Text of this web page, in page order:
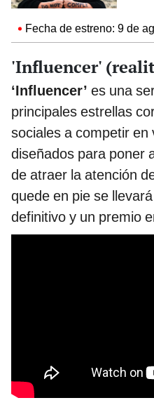
Fecha de estreno: 9 de
'Influencer'
‘Influencer’ es una
principales estrellas
sociales a competir
diseñados para poner
de atraer la atención
quede en pie se
definitivo y un premio